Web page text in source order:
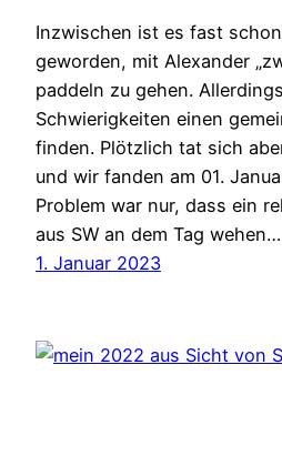
Inzwischen ist es fast
geworden, mit Alexander
paddeln zu gehen.
Schwierigkeiten einen
finden. Plötzlich tat sich
und wir fanden am 01.
Problem war nur, dass ein
aus SW an dem Tag wehen…
1. Januar 2023